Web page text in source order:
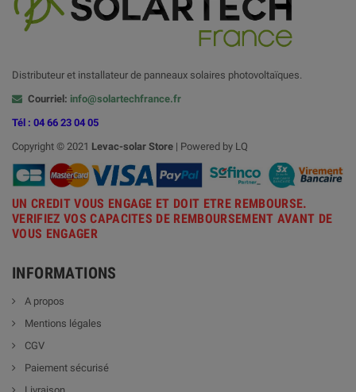
Distributeur et installateur de panneaux solaires photovoltaïques.
Courriel: info@solartechfrance.fr
Tél : 04 66 23 04 05
Copyright © 2021 Levac-solar Store | Powered by LQ
UN CREDIT VOUS ENGAGE ET DOIT ETRE REMBOURSE.
VERIFIEZ VOS CAPACITES DE REMBOURSEMENT AVANT DE
VOUS ENGAGER
INFORMATIONS
A propos
Mentions légales
CGV
Paiement sécurisé